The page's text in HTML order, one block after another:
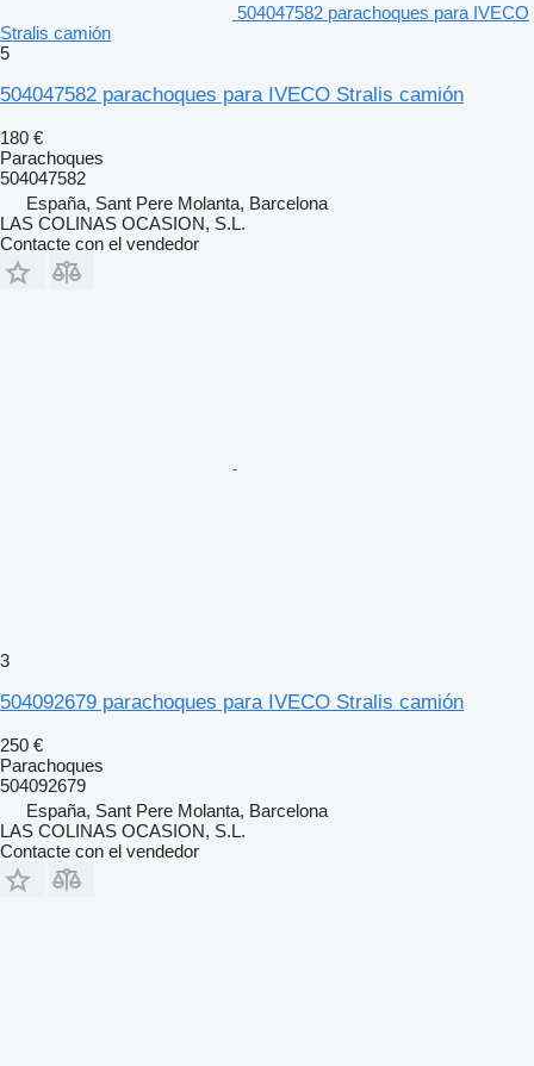
504047582 parachoques para IVECO
Stralis camión
5
504047582 parachoques para IVECO Stralis camión
180 €
Parachoques
504047582
España, Sant Pere Molanta, Barcelona
LAS COLINAS OCASION, S.L.
Contacte con el vendedor
3
504092679 parachoques para IVECO Stralis camión
250 €
Parachoques
504092679
España, Sant Pere Molanta, Barcelona
LAS COLINAS OCASION, S.L.
Contacte con el vendedor